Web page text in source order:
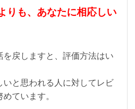
りも、あなたに相応しい
を戻しますと、評価方法はい
いと思われる人に対してレビ
ています。